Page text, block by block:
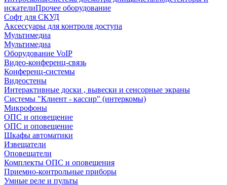
искателиПрочее оборудование
Софт для СКУД
Аксессуары для контроля доступа
Мультимедиа
Мультимедиа
Оборудование VoIP
Видео-конференц-связь
Конференц-системы
Видеостены
Интерактивные доски , вывески и сенсорные экраны
Системы "Клиент - кассир" (интеркомы)
Микрофоны
ОПС и оповещение
ОПС и оповещение
Шкафы автоматики
Извещатели
Оповещатели
Комплекты ОПС и оповещения
Приемно-контрольные приборы
Умные реле и пульты